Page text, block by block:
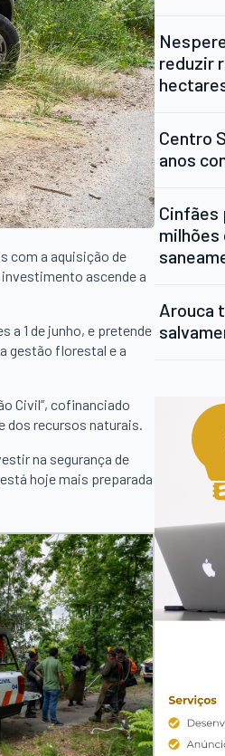
com a aquisição de
ascende a
a 1 de junho, e pretende
gestão florestal e a
Civil”, cofinanciado
dos recursos naturais.
na segurança de
hoje mais preparada
reduzir
Centro
anos
Cinfães
milhões
Arouca